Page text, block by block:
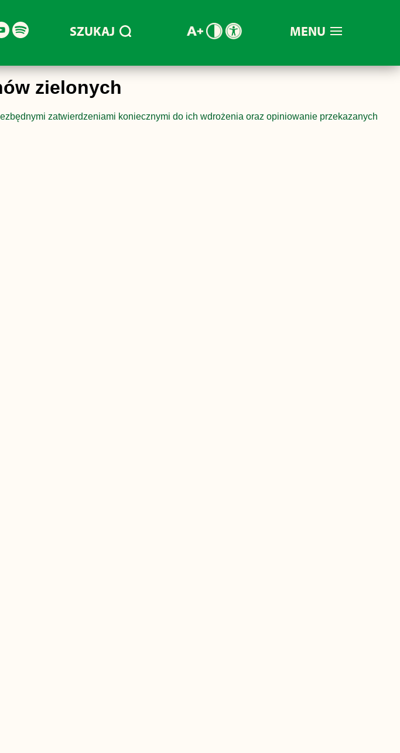
MENU
SZUKAJ
zielonych
zatwierdzeniami koniecznymi do ich wdrożenia oraz opiniowanie przekazanych